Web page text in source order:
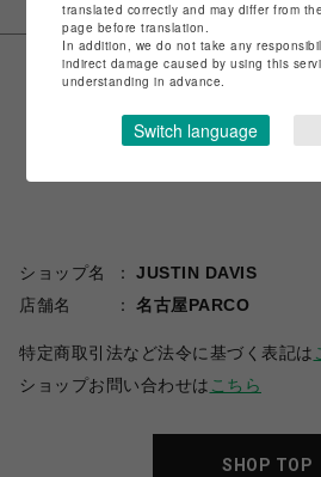
ショップ名
JUSTIN DAVIS
店舗名
名古屋PARCO
特定商取引法など法令に基づく表記は
ショップお問い合わせは こちら
SHOP TOP
translated correctly and may differ from
page before translation.
In addition, we do not take any
indirect damage caused by using this
understanding in advance.
Switch language